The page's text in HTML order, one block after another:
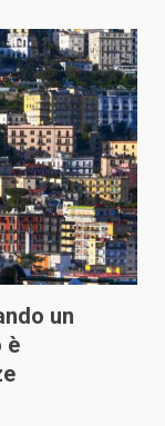
un
è